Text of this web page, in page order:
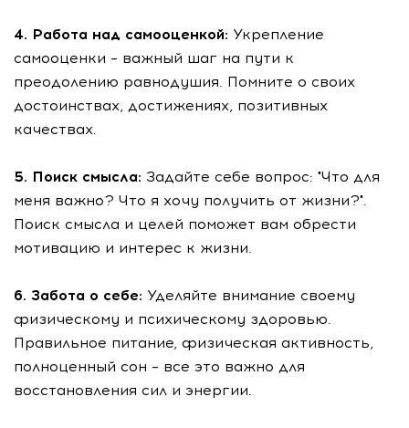
4. Работа над самооценкой: Укрепление
самооценки – важный шаг на пути к
преодолению равнодушия. Помните о своих
достоинствах, достижениях, позитивных
качествах.
5. Поиск смысла: Задайте себе вопрос: "Что для
меня важно? Что я хочу получить от жизни?".
Поиск смысла и целей поможет вам обрести
мотивацию и интерес к жизни.
6. Забота о себе: Уделяйте внимание своему
физическому и психическому здоровью.
Правильное питание, физическая активность,
полноценный сон – все это важно для
восстановления сил и энергии.